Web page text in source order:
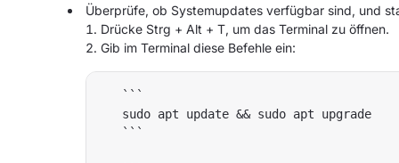
Überprüfe, ob Systemupdates verfügbar sind, und
Drücke Strg + Alt + T, um das Terminal zu öffnen.
Gib im Terminal diese Befehle ein:
   ```
   sudo apt update && sudo apt upgrade
   ```